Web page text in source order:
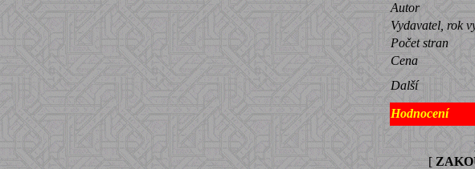
Autor
Vydavatel, rok
Počet stran
Cena
Další
Hodnocení
[